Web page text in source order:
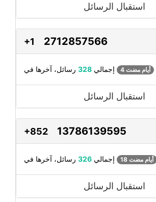
استقبال الرسائل
+1 2712857566
إجمالي 328 4 أيام مضت
استقبال الرسائل
+852 13786139595
إجمالي 326 18 أيام مضت
استقبال الرسائل